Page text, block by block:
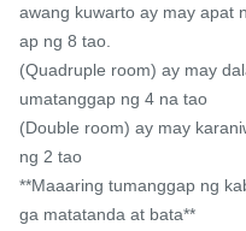
awang kuwarto ay may apat
ap ng 8 tao.
(Quadruple room) ay may
umatanggap ng 4 na tao
(Double room) ay may
ng 2 tao
**Maaaring tumanggap ng
ga matatanda at bata**